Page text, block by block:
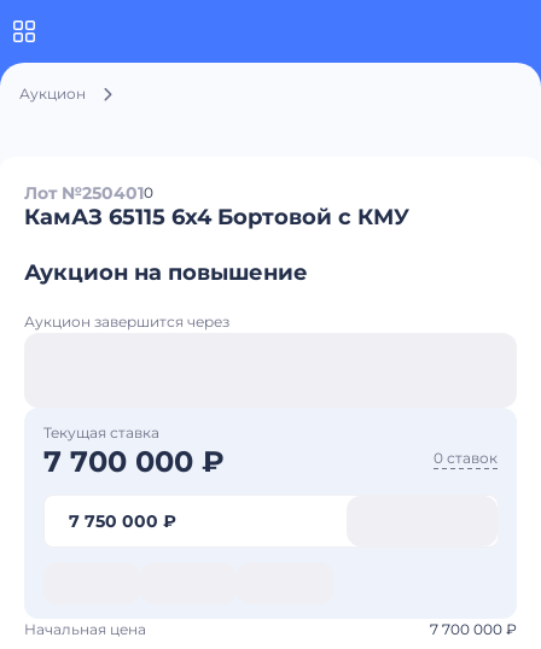
Аукцион
Лот №2504010
КамАЗ 65115 6x4 Бортовой с КМУ
Аукцион на повышение
Аукцион завершится через
Текущая ставка
7 700 000 ₽ 0 ставок
7 750 000 ₽
Начальная цена 7 700 000 ₽